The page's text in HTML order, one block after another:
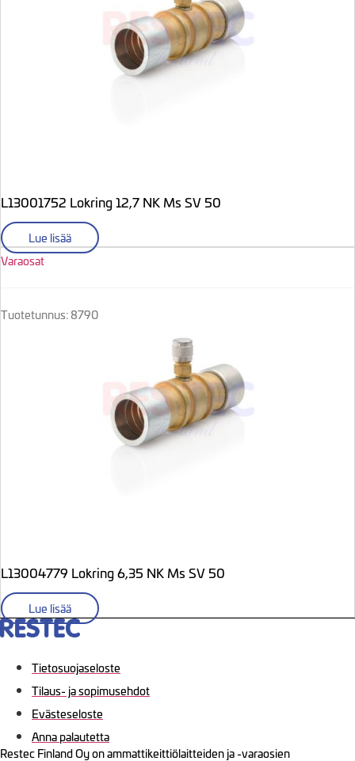
L13001752 Lokring 12,7 NK Ms SV 50
Lue lisää
Varaosat
Tuotetunnus: 8790
L13004779 Lokring 6,35 NK Ms SV 50
Lue lisää
Tietosuojaseloste
Tilaus- ja sopimusehdot
Evästeseloste
Anna palautetta
Restec Finland Oy on ammattikeittiölaitteiden ja -varaosien